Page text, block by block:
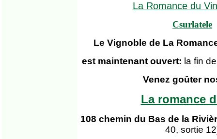
La Romance du Vin
Csurlatele
Le Vignoble de La
est maintenant ouvert: la fin
Venez goûter
La romance
108 chemin du Bas de la
40, sortie